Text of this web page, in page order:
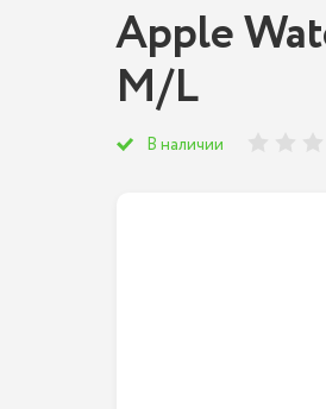
Apple
M/L
В наличии